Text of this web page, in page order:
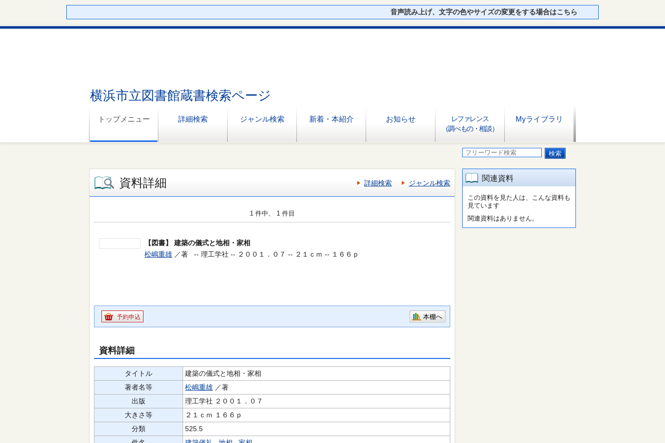
音声読み上げ、文字の色やサイズの変更をする場合はこちら
横浜市立図書館蔵書検索ページ
トップメニュー 詳細検索 ジャンル検索 新着・本紹介 お知らせ
レファレンス
（調べもの・相談）
Myライブラリ
資料詳細 詳細検索 ジャンル検索
1 件中、 1 件目
【図書】
建築の儀式と地相・家相
松嶋重雄 ／著 -- 理工学社 -- ２００１．０７ -- ２１ｃｍ -- １６６ｐ
予約申込 本棚へ
資料詳細
タイトル
建築の儀式と地相・家相
著者名等
松嶋重雄 ／著
出版
理工学社 ２００１．０７
大きさ等
２１ｃｍ １６６ｐ
分類
525.5
関連資料
この資料を見た人は、こんな資料も
見ています
関連資料はありません。